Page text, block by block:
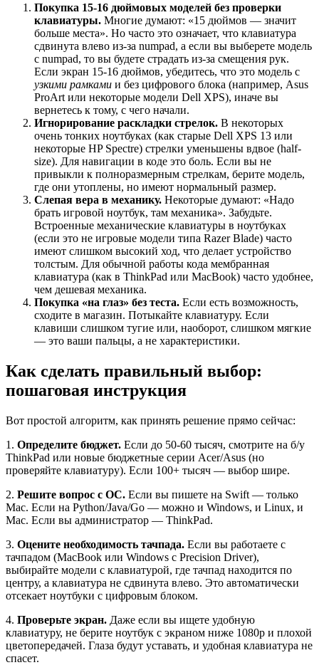
Покупка 15-16 дюймовых моделей без проверки
клавиатуры. Многие думают: «15 дюймов — значит
больше места». Но часто это означает, что клавиатура
сдвинута влево из-за numpad, а если вы выберете модель
с numpad, то вы будете страдать из-за смещения рук.
Если экран 15-16 дюймов, убедитесь, что это модель с
узкими рамками и без цифрового блока (например, Asus
ProArt или некоторые модели Dell XPS), иначе вы
вернетесь к тому, с чего начали.
Игнорирование раскладки стрелок. В некоторых
очень тонких ноутбуках (как старые Dell XPS 13 или
некоторые HP Spectre) стрелки уменьшены вдвое (half-
size). Для навигации в коде это боль. Если вы не
привыкли к полноразмерным стрелкам, берите модель,
где они утоплены, но имеют нормальный размер.
Слепая вера в механику. Некоторые думают: «Надо
брать игровой ноутбук, там механика». Забудьте.
Встроенные механические клавиатуры в ноутбуках
(если это не игровые модели типа Razer Blade) часто
имеют слишком высокий ход, что делает устройство
толстым. Для обычной работы кода мембранная
клавиатура (как в ThinkPad или MacBook) часто удобнее,
чем дешевая механика.
Покупка «на глаз» без теста. Если есть возможность,
сходите в магазин. Потыкайте клавиатуру. Если
клавиши слишком тугие или, наоборот, слишком мягкие
— это ваши пальцы, а не характеристики.
Как сделать правильный выбор:
пошаговая инструкция
Вот простой алгоритм, как принять решение прямо сейчас:
1. Определите бюджет. Если до 50-60 тысяч, смотрите на б/у
ThinkPad или новые бюджетные серии Acer/Asus (но
проверяйте клавиатуру). Если 100+ тысяч — выбор шире.
2. Решите вопрос с ОС. Если вы пишете на Swift — только
Mac. Если на Python/Java/Go — можно и Windows, и Linux, и
Mac. Если вы администратор — ThinkPad.
3. Оцените необходимость тачпада. Если вы работаете с
тачпадом (MacBook или Windows с Precision Driver),
выбирайте модели с клавиатурой, где тачпад находится по
центру, а клавиатура не сдвинута влево. Это автоматически
отсекает ноутбуки с цифровым блоком.
4. Проверьте экран. Даже если вы ищете удобную
клавиатуру, не берите ноутбук с экраном ниже 1080p и плохой
цветопередачей. Глаза будут уставать, и удобная клавиатура не
спасет.